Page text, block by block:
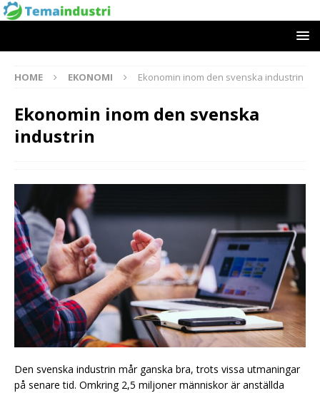
HOME EKONOMI Ekonomin inom den svenska industrin
Ekonomin inom den svenska
industrin
Den svenska industrin mår ganska bra, trots vissa utmaningar
på senare tid. Omkring 2,5 miljoner människor är anställda